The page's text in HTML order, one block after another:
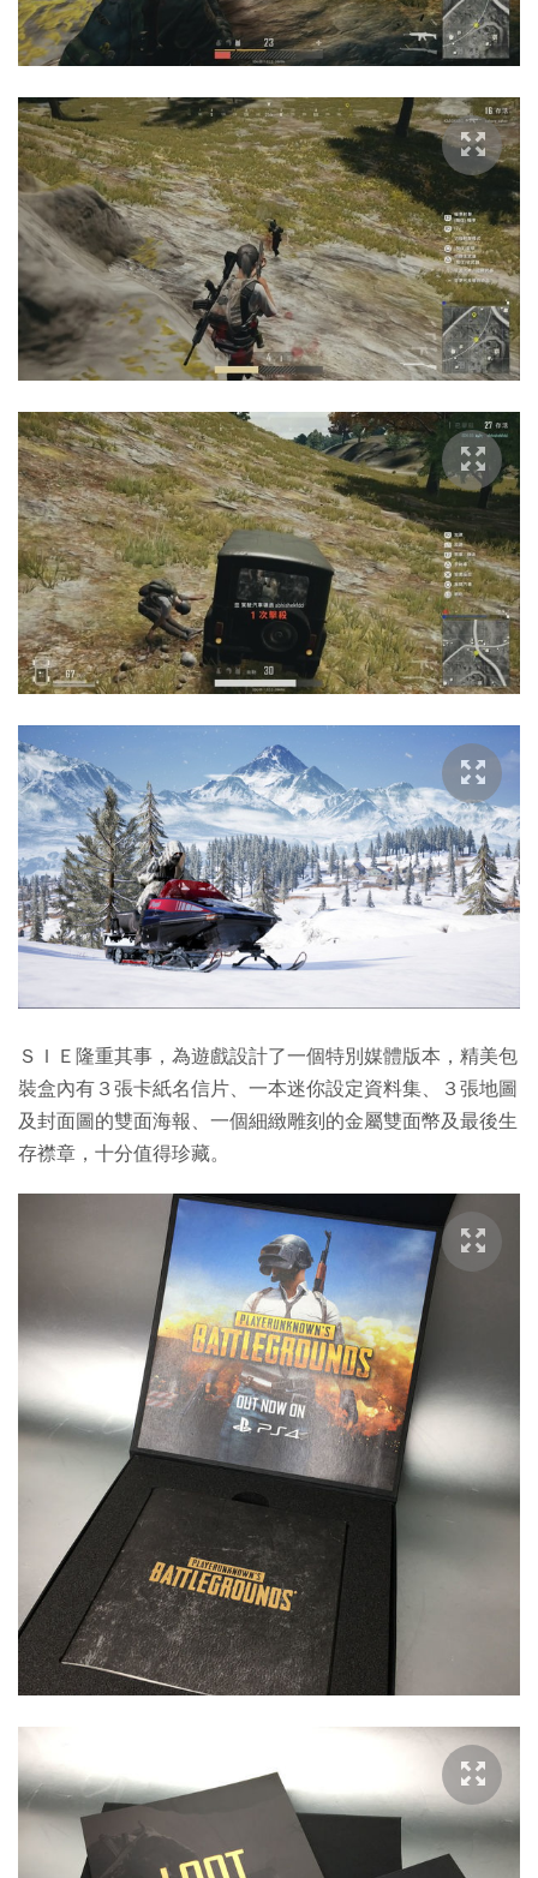
ＳＩＥ隆重其事，為遊戲設計了一個特別媒體版本，精美包
裝盒內有３張卡紙名信片、一本迷你設定資料集、３張地圖
及封面圖的雙面海報、一個細緻雕刻的金屬雙面幣及最後生
存襟章，十分值得珍藏。